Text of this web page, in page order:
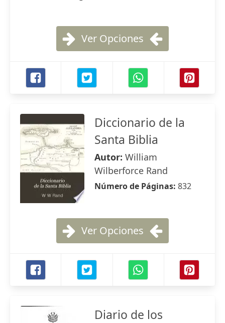
Ver Opciones
Diccionario de la
Santa Biblia
Autor: William
Wilberforce Rand
Número de Páginas: 832
Ver Opciones
Diario de los